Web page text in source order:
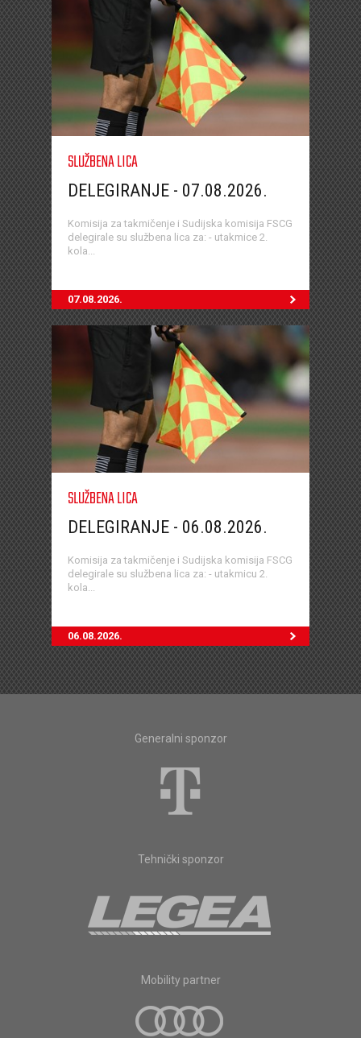
SLUŽBENA LICA
DELEGIRANJE - 07.08.2026.
Komisija za takmičenje i Sudijska komisija FSCG
delegirale su službena lica za: - utakmice 2.
kola...
07.08.2026.
SLUŽBENA LICA
DELEGIRANJE - 06.08.2026.
Komisija za takmičenje i Sudijska komisija FSCG
delegirale su službena lica za: - utakmicu 2.
kola...
06.08.2026.
Generalni sponzor
Tehnički sponzor
Mobility partner